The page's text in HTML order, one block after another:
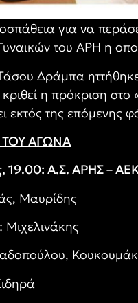
για να
του ΑΡΗ η
Δράμπα ηττήθηκε
η πρόκριση
εκτός της επόμενης
ΤΟΥ ΑΓΩΝΑ
19.00: Α.Σ. ΑΡΗΣ –
Μαυρίδης